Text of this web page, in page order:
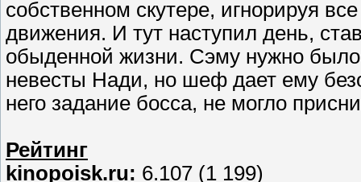
собственном скутере, игнорируя
движения. И тут наступил день,
обыденной жизни. Сэму нужно
невесты Нади, но шеф дает ему
него задание босса, не могло
Рейтинг
kinopoisk.ru: 6.107 (1 199)